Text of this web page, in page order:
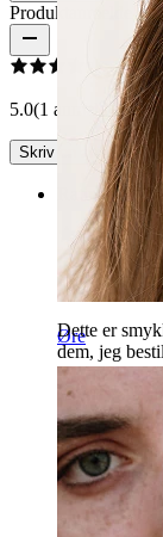
Øre
Produktanmeldelser
5.0(1 anmeldelser)
Skriv en anmeldelse
Rating
Dette er
dem, jeg
mini
kunne være
min forward
men stort
Martina
AI-oversat